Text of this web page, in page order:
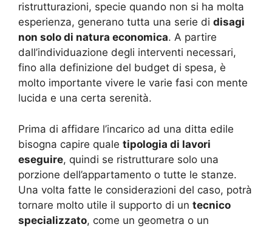
ristrutturazioni, specie quando non si ha molta
esperienza, generano tutta una serie di disagi
non solo di natura economica. A partire
dall’individuazione degli interventi necessari,
fino alla definizione del budget di spesa, è
molto importante vivere le varie fasi con mente
lucida e una certa serenità.
Prima di affidare l’incarico ad una ditta edile
bisogna capire quale tipologia di lavori
eseguire, quindi se ristrutturare solo una
porzione dell’appartamento o tutte le stanze.
Una volta fatte le considerazioni del caso, potrà
tornare molto utile il supporto di un tecnico
specializzato, come un geometra o un